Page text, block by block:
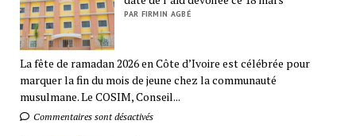
PAR FIRMIN AGBÉ
La fête de ramadan 2026 en Côte d’Ivoire est célébrée pour
marquer la fin du mois de jeune chez la communauté
musulmane. Le COSIM, Conseil...
Commentaires sont désactivés